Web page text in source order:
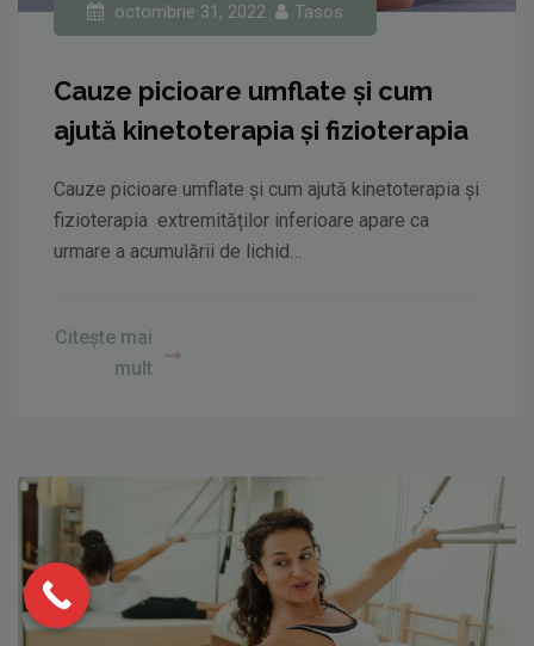
octombrie 31, 2022 Tasos
Cauze picioare umflate și cum
ajută kinetoterapia și fizioterapia
Cauze picioare umflate și cum ajută kinetoterapia și
fizioterapia extremităților inferioare apare ca
urmare a acumulării de lichid…
Citește mai
mult